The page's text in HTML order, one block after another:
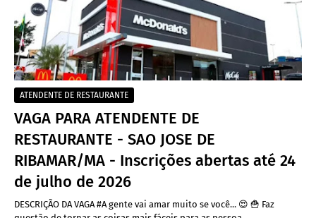
ATENDENTE DE RESTAURANTE
VAGA PARA ATENDENTE DE
RESTAURANTE - SAO JOSE DE
RIBAMAR/MA - Inscrições abertas até 24
de julho de 2026
DESCRIÇÃO DA VAGA #A gente vai amar muito se você... 😍 🍟 Faz